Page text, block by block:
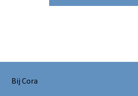
Bij Cora